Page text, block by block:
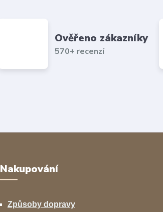
Ověřeno zákazníky
570+ recenzí
Nakupování
Způsoby dopravy